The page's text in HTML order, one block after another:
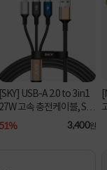
[SKY] USB-A 2.0 to 3in1
27W 고속 충전케이블, SK
Y-A2-3IN1 [블랙/2m]
51% 3,400원